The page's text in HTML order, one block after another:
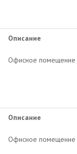
Описание
Офисное помещение
Описание
Офисное помещение